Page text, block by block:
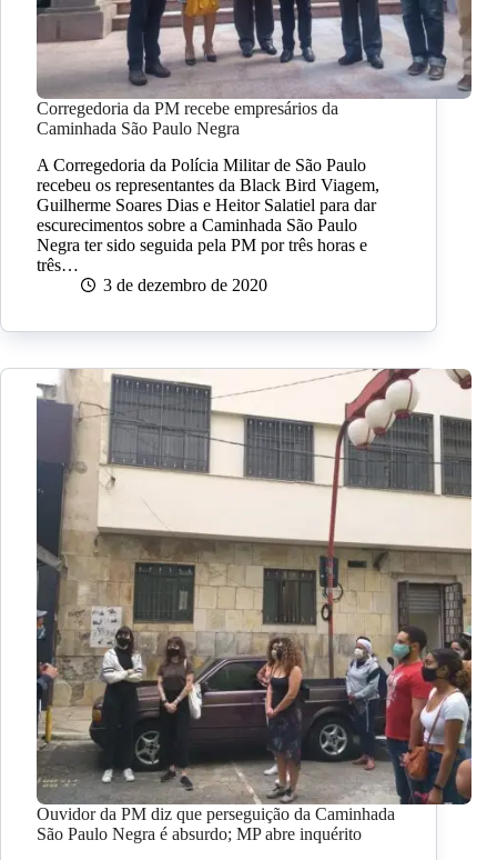
Corregedoria da PM recebe empresários da
Caminhada São Paulo Negra
A Corregedoria da Polícia Militar de São Paulo
recebeu os representantes da Black Bird Viagem,
Guilherme Soares Dias e Heitor Salatiel para dar
escurecimentos sobre a Caminhada São Paulo
Negra ter sido seguida pela PM por três horas e
três…
3 de dezembro de 2020
Ouvidor da PM diz que perseguição da Caminhada
São Paulo Negra é absurdo; MP abre inquérito